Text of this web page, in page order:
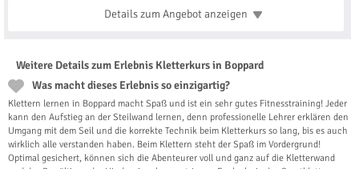
Details zum Angebotanzeigen
Weitere Details zum Erlebnis Kletterkurs in Boppard
Was macht dieses Erlebnis so einzigartig?
Klettern lernen in Boppard macht Spaß und ist ein sehr gutes Fitnesstraining! Jeder
kann den Aufstieg an der Steilwand lernen, denn professionelle Lehrer erklären den
Umgang mit dem Seil und die korrekte Technik beim Kletterkurs so lang, bis es auch
wirklich alle verstanden haben. Beim Klettern steht der Spaß im Vordergrund!
Optimal gesichert, können sich die Abenteurer voll und ganz auf die Kletterwand